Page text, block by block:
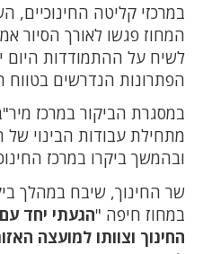
במרכזי קליטה
המחוז פגשו לאורך הסיור
לשיח על ההתמודדות היום
הפתרונות הנדרשים בטווח
במסגרת הביקור במרכז
מתחילת עבודות הבינוי של
ובהמשך ביקרו במרכז
שר החינוך, שיבח במהלך
במחוז חיפה "הגעתי יחד
החינוך וצוותו למועצה